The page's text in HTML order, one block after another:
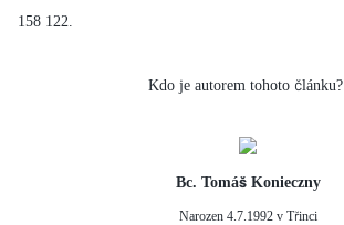
158 122.
Kdo je autorem tohoto článku?
Bc. Tomáš Konieczny
Narozen 4.7.1992 v Třinci